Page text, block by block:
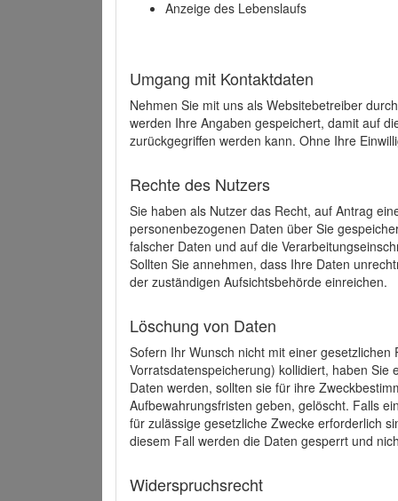
Anzeige des Lebenslaufs
Umgang mit Kontaktdaten
Nehmen Sie mit uns als Websitebetreiber
werden Ihre Angaben gespeichert, damit auf
zurückgegriffen werden kann. Ohne Ihre
Rechte des Nutzers
Sie haben als Nutzer das Recht, auf Antrag
personenbezogenen Daten über Sie
falscher Daten und auf die
Sollten Sie annehmen, dass Ihre Daten
der zuständigen Aufsichtsbehörde einreichen.
Löschung von Daten
Sofern Ihr Wunsch nicht mit einer
Vorratsdatenspeicherung) kollidiert, haben
Daten werden, sollten sie für ihre
Aufbewahrungsfristen geben, gelöscht. Falls
für zulässige gesetzliche Zwecke erforderlich
diesem Fall werden die Daten gesperrt und
Widerspruchsrecht